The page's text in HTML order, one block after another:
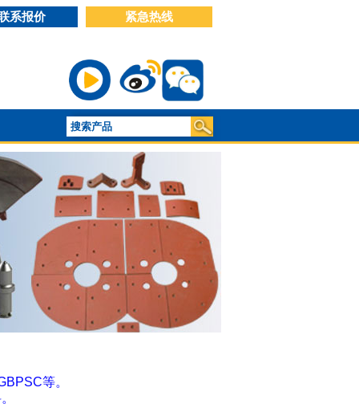
系报价 紧急热线
等。